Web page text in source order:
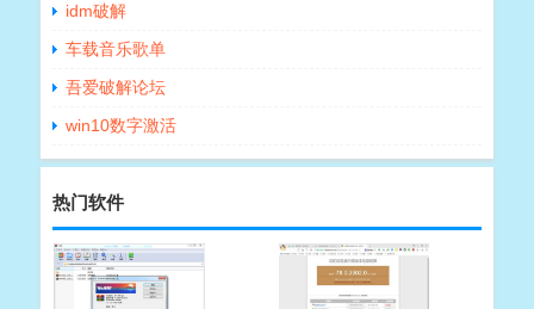
idm破解
车载音乐歌单
吾爱破解论坛
win10数字激活
热门软件